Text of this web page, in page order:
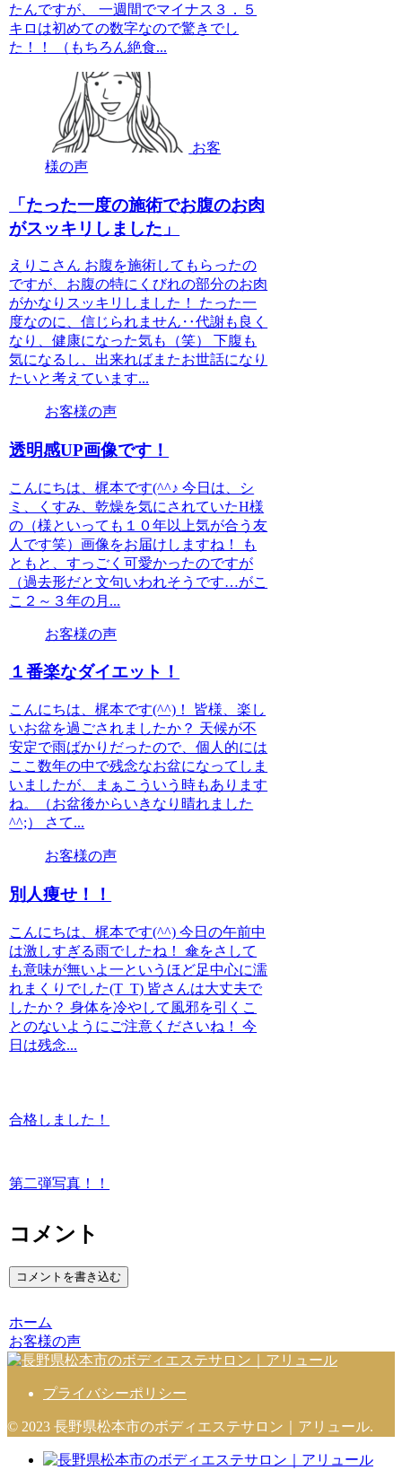
たんですが、 一週間でマイナス３．５
キロは初めての数字なので驚きでし
た！！ （もちろん絶食...
お客
様の声
「たった一度の施術でお腹のお肉
がスッキリしました」
えりこさん お腹を施術してもらったの
ですが、お腹の特にくびれの部分のお肉
がかなりスッキリしました！ たった一
度なのに、信じられません‥代謝も良く
なり、健康になった気も（笑） 下腹も
気になるし、出来ればまたお世話になり
たいと考えています...
お客様の声
透明感UP画像です！
こんにちは、梶本です(^^♪ 今日は、シ
ミ、くすみ、乾燥を気にされていたH様
の（様といっても１０年以上気が合う友
人です笑）画像をお届けしますね！ も
ともと、すっごく可愛かったのですが
（過去形だと文句いわれそうです…がこ
こ２～３年の月...
お客様の声
１番楽なダイエット！
こんにちは、梶本です(^^)！ 皆様、楽し
いお盆を過ごされましたか？ 天候が不
安定で雨ばかりだったので、個人的には
ここ数年の中で残念なお盆になってしま
いましたが、まぁこういう時もあります
ね。（お盆後からいきなり晴れました
^^;） さて...
お客様の声
別人痩せ！！
こんにちは、梶本です(^^) 今日の午前中
は激しすぎる雨でしたね！ 傘をさして
も意味が無いよ一というほど足中心に濡
れまくりでした(T_T) 皆さんは大丈夫で
したか？ 身体を冷やして風邪を引くこ
とのないようにご注意くださいね！ 今
日は残念...
合格しました！
第二弾写真！！
コメント
コメントを書き込む
ホーム
お客様の声
プライバシーポリシー
© 2023 長野県松本市のボディエステサロン｜アリュール.